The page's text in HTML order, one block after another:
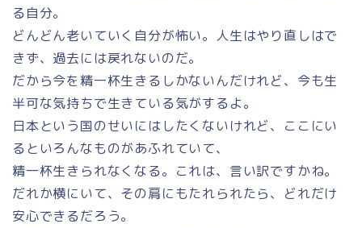
る自分。
どんどん老いていく自分が怖い。人生はやり直しはで
きず、過去には戻れないのだ。
だから今を精一杯生きるしかないんだけれど、今も生
半可な気持ちで生きている気がするよ。
日本という国のせいにはしたくないけれど、ここにい
るといろんなものがあふれていて、
精一杯生きられなくなる。これは、言い訳ですかね。
だれか横にいて、その肩にもたれられたら、どれだけ
安心できるだろう。